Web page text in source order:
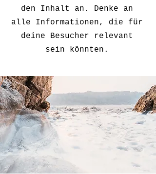
den Inhalt an. Denke an
alle Informationen, die für
deine Besucher relevant
sein könnten.